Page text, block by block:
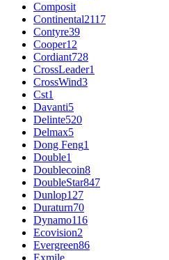
Composit
Continental2117
Contyre39
Cooper12
Cordiant728
CrossLeader1
CrossWind3
Cst1
Davanti5
Delinte520
Delmax5
Dong Feng1
Double1
Doublecoin8
DoubleStar847
Dunlop127
Duraturn70
Dynamo116
Ecovision2
Evergreen86